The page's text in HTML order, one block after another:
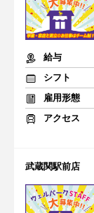
給与
シフト
雇用形態
アクセス
武蔵関駅前店